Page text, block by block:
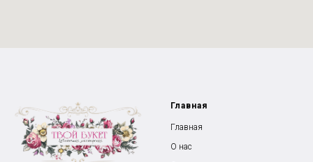
Главная
Главная
О нас